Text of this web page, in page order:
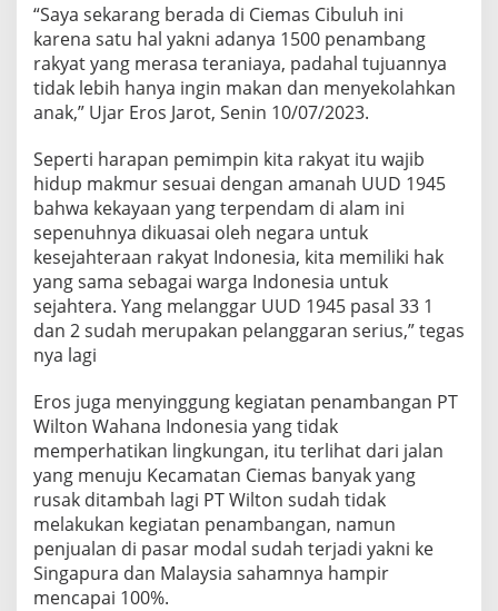
“Saya sekarang berada di Ciemas Cibuluh ini
karena satu hal yakni adanya 1500 penambang
rakyat yang merasa teraniaya, padahal tujuannya
tidak lebih hanya ingin makan dan menyekolahkan
anak,” Ujar Eros Jarot, Senin 10/07/2023.
Seperti harapan pemimpin kita rakyat itu wajib
hidup makmur sesuai dengan amanah UUD 1945
bahwa kekayaan yang terpendam di alam ini
sepenuhnya dikuasai oleh negara untuk
kesejahteraan rakyat Indonesia, kita memiliki hak
yang sama sebagai warga Indonesia untuk
sejahtera. Yang melanggar UUD 1945 pasal 33 1
dan 2 sudah merupakan pelanggaran serius,” tegas
nya lagi
Eros juga menyinggung kegiatan penambangan PT
Wilton Wahana Indonesia yang tidak
memperhatikan lingkungan, itu terlihat dari jalan
yang menuju Kecamatan Ciemas banyak yang
rusak ditambah lagi PT Wilton sudah tidak
melakukan kegiatan penambangan, namun
penjualan di pasar modal sudah terjadi yakni ke
Singapura dan Malaysia sahamnya hampir
mencapai 100%.